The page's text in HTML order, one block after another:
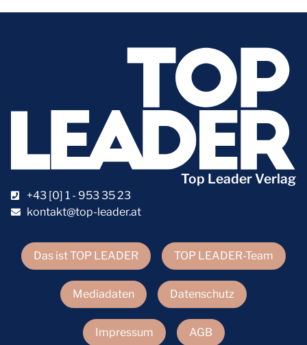
Das ist TOP LEADER TOP LEADER-Team
Mediadaten Datenschutz
Impressum AGB
Top Leader Verlag
+43 [0] 1 - 953 35 23
kontakt@top-leader.at